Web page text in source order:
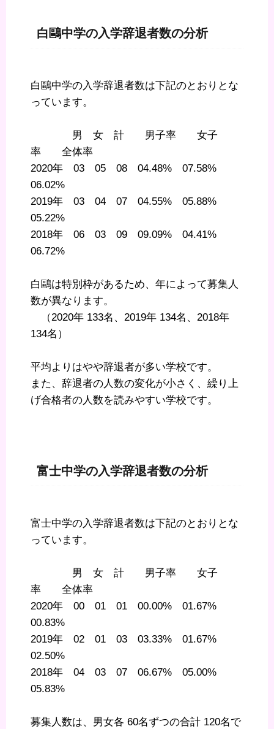
白鷗中学の入学辞退者数の分析
白鷗中学の入学辞退者数は下記のとおりとな
っています。
男 女 計 男子率 女子
率 全体率
2020年 03 05 08 04.48% 07.58%
06.02%
2019年 03 04 07 04.55% 05.88%
05.22%
2018年 06 03 09 09.09% 04.41%
06.72%
白鷗は特別枠があるため、年によって募集人
数が異なります。
（2020年 133名、2019年 134名、2018年
134名）
平均よりはやや辞退者が多い学校です。
また、辞退者の人数の変化が小さく、繰り上
げ合格者の人数を読みやすい学校です。
富士中学の入学辞退者数の分析
富士中学の入学辞退者数は下記のとおりとな
っています。
男 女 計 男子率 女子
率 全体率
2020年 00 01 01 00.00% 01.67%
00.83%
2019年 02 01 03 03.33% 01.67%
02.50%
2018年 04 03 07 06.67% 05.00%
05.83%
募集人数は、男女各 60名ずつの合計 120名で